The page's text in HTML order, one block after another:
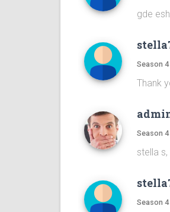
gde
Season
Thank
Season
stella
Season